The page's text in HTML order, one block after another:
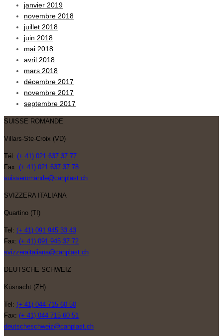
janvier 2019
novembre 2018
juillet 2018
juin 2018
mai 2018
avril 2018
mars 2018
décembre 2017
novembre 2017
septembre 2017
SUISSE ROMANDE
Villars-Ste-Croix (VD)
Tél: (+ 41) 021 637 37 77
Fax: (+ 41) 021 637 37 78
suisseromande@canplast.ch
SVIZZERA ITALIANA
Quartino (TI)
Tel: (+ 41) 091 945 33 43
Fax: (+ 41) 091 945 37 72
svizzeraitaliana@canplast.ch
DEUTSCHE SCHWEIZ
Küsnacht (ZH)
Tel: (+ 41) 044 715 60 50
Fax: (+ 41) 044 715 60 51
deutscheschweiz@canplast.ch